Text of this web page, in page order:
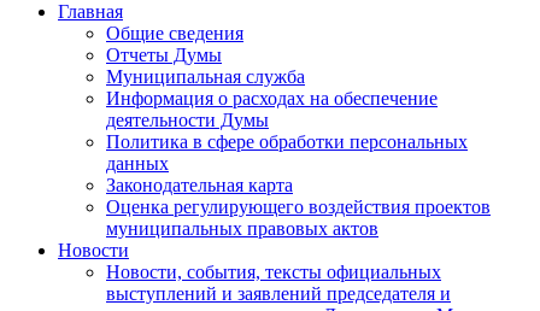
Главная
Общие сведения
Отчеты Думы
Муниципальная служба
Информация о расходах на обеспечение
деятельности Думы
Политика в сфере обработки персональных
данных
Законодательная карта
Оценка регулирующего воздействия проектов
муниципальных правовых актов
Новости
Новости, события, тексты официальных
выступлений и заявлений председателя и